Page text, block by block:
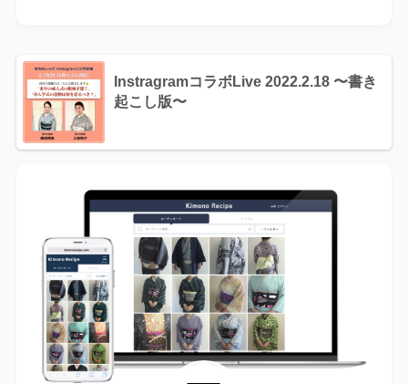
InstragramコラボLive 2022.2.18 〜書き
起こし版〜